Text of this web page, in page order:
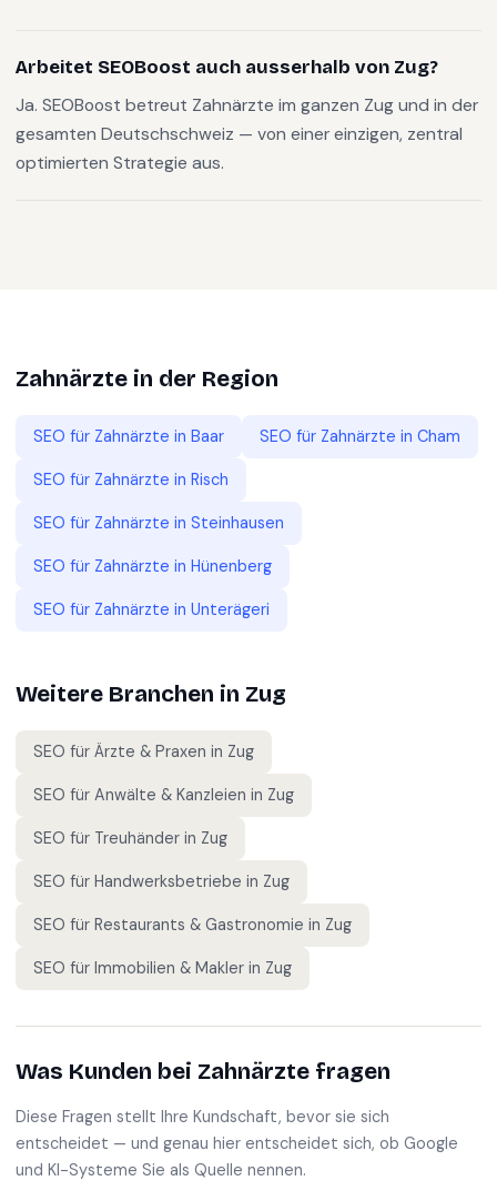
Arbeitet SEOBoost auch ausserhalb von Zug?
Ja. SEOBoost betreut Zahnärzte im ganzen Zug und in der
gesamten Deutschschweiz — von einer einzigen, zentral
optimierten Strategie aus.
Zahnärzte in der Region
SEO für Zahnärzte in Baar SEO für Zahnärzte in Cham
SEO für Zahnärzte in Risch
SEO für Zahnärzte in Steinhausen
SEO für Zahnärzte in Hünenberg
SEO für Zahnärzte in Unterägeri
Weitere Branchen in Zug
SEO für Ärzte & Praxen in Zug
SEO für Anwälte & Kanzleien in Zug
SEO für Treuhänder in Zug
SEO für Handwerksbetriebe in Zug
SEO für Restaurants & Gastronomie in Zug
SEO für Immobilien & Makler in Zug
Was Kunden bei Zahnärzte fragen
Diese Fragen stellt Ihre Kundschaft, bevor sie sich
entscheidet — und genau hier entscheidet sich, ob Google
und KI-Systeme Sie als Quelle nennen.